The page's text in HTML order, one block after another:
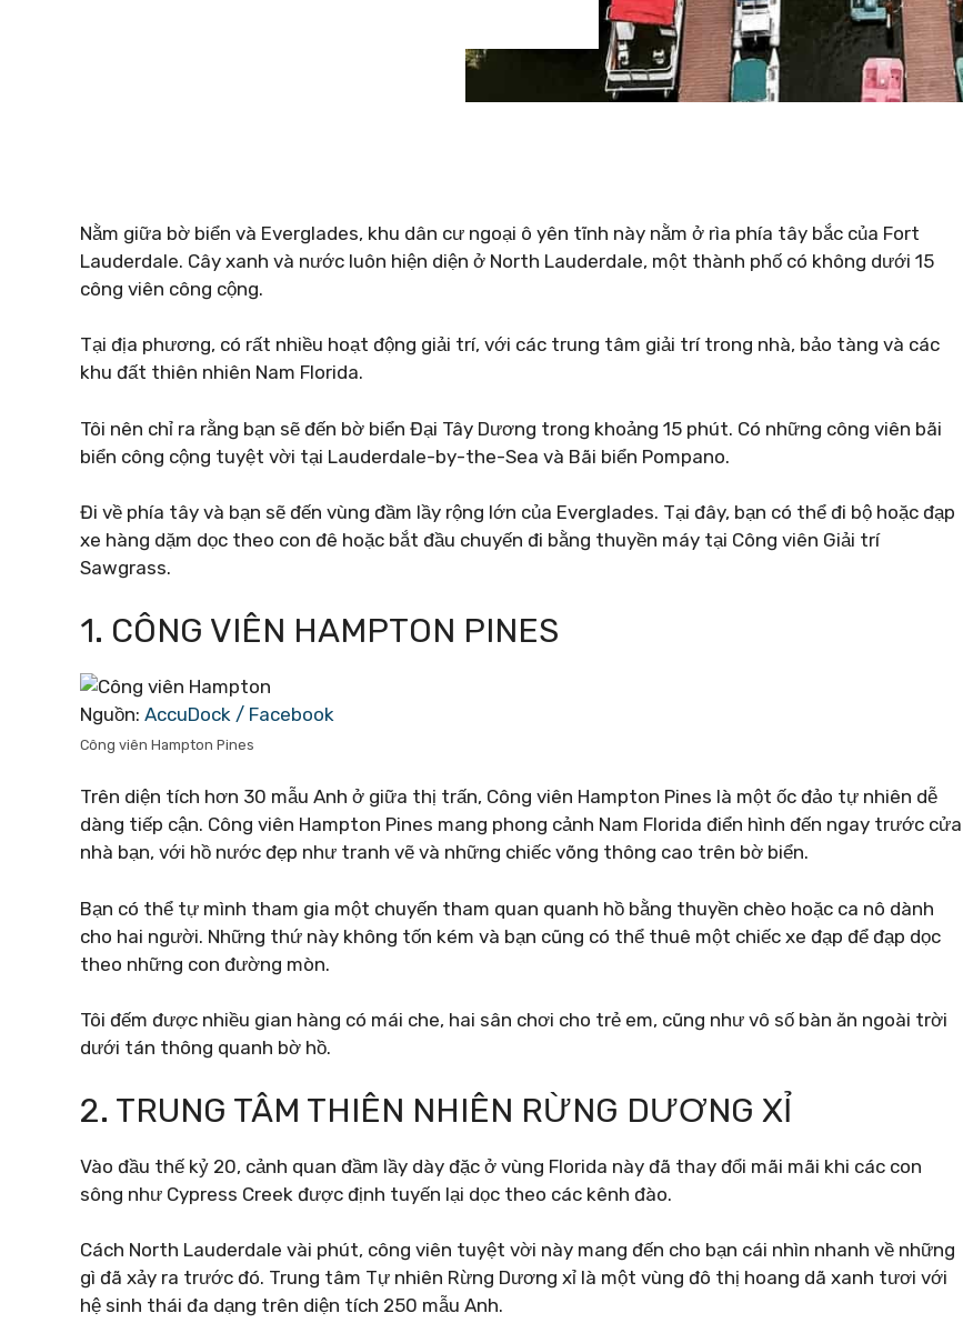
Nằm giữa bờ biển và Everglades, khu dân cư ngoại ô yên tĩnh này nằm ở rìa phía tây bắc của Fort
Lauderdale. Cây xanh và nước luôn hiện diện ở North Lauderdale, một thành phố có không dưới 15
công viên công cộng.
Tại địa phương, có rất nhiều hoạt động giải trí, với các trung tâm giải trí trong nhà, bảo tàng và các
khu đất thiên nhiên Nam Florida.
Tôi nên chỉ ra rằng bạn sẽ đến bờ biển Đại Tây Dương trong khoảng 15 phút. Có những công viên bãi
biển công cộng tuyệt vời tại Lauderdale-by-the-Sea và Bãi biển Pompano.
Đi về phía tây và bạn sẽ đến vùng đầm lầy rộng lớn của Everglades. Tại đây, bạn có thể đi bộ hoặc đạp
xe hàng dặm dọc theo con đê hoặc bắt đầu chuyến đi bằng thuyền máy tại Công viên Giải trí
Sawgrass.
1. CÔNG VIÊN HAMPTON PINES
Nguồn: AccuDock / Facebook
Công viên Hampton Pines
Trên diện tích hơn 30 mẫu Anh ở giữa thị trấn, Công viên Hampton Pines là một ốc đảo tự nhiên dễ
dàng tiếp cận. Công viên Hampton Pines mang phong cảnh Nam Florida điển hình đến ngay trước cửa
nhà bạn, với hồ nước đẹp như tranh vẽ và những chiếc võng thông cao trên bờ biển.
Bạn có thể tự mình tham gia một chuyến tham quan quanh hồ bằng thuyền chèo hoặc ca nô dành
cho hai người. Những thứ này không tốn kém và bạn cũng có thể thuê một chiếc xe đạp để đạp dọc
theo những con đường mòn.
Tôi đếm được nhiều gian hàng có mái che, hai sân chơi cho trẻ em, cũng như vô số bàn ăn ngoài trời
dưới tán thông quanh bờ hồ.
2. TRUNG TÂM THIÊN NHIÊN RỪNG DƯƠNG XỈ
Vào đầu thế kỷ 20, cảnh quan đầm lầy dày đặc ở vùng Florida này đã thay đổi mãi mãi khi các con
sông như Cypress Creek được định tuyến lại dọc theo các kênh đào.
Cách North Lauderdale vài phút, công viên tuyệt vời này mang đến cho bạn cái nhìn nhanh về những
gì đã xảy ra trước đó. Trung tâm Tự nhiên Rừng Dương xỉ là một vùng đô thị hoang dã xanh tươi với
hệ sinh thái đa dạng trên diện tích 250 mẫu Anh.